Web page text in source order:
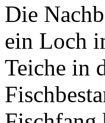
Die
ein Loch
Teiche in